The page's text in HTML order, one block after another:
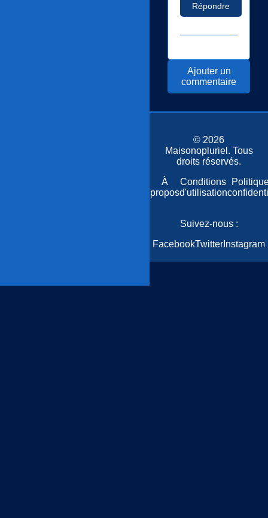
Répondre
Ajouter un
commentaire
© 2026
Maisonopluriel. Tous
droits réservés.
À
propos
Conditions
d'utilisation
Suivez-nous :
FacebookTwitter Instagram